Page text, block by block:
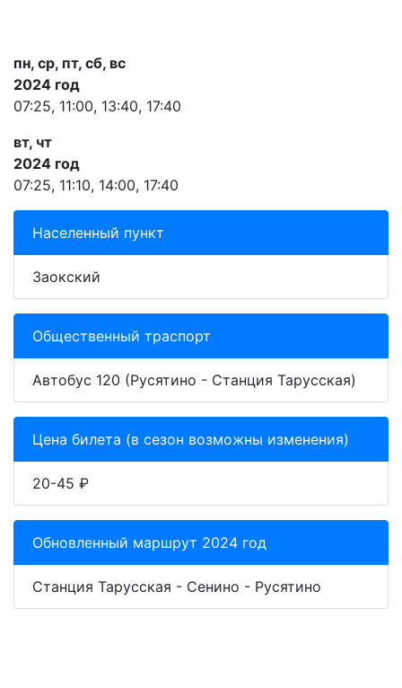
пн, ср, пт, сб, вс
2024 год
07:25, 11:00, 13:40, 17:40
вт, чт
2024 год
07:25, 11:10, 14:00, 17:40
Населенный пункт
Заокский
Общественный траспорт
Автобус 120 (Русятино - Станция Тарусская)
Цена билета (в сезон возможны изменения)
20-45 ₽
Обновленный маршрут 2024 год
Станция Тарусская - Сенино - Русятино